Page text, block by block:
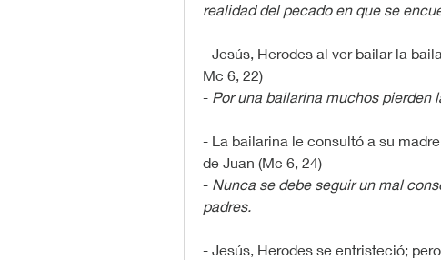
realidad del pecado en que se
- Jesús, Herodes al ver bailar la
Mc 6, 22)
- Por una bailarina muchos pierden
- La bailarina le consultó a su
de Juan (Mc 6, 24)
- Nunca se debe seguir un mal
padres.
- Jesús, Herodes se entristeció;